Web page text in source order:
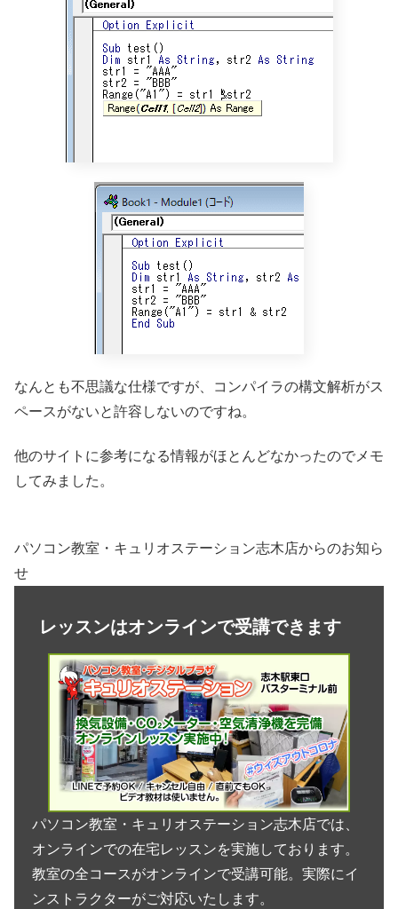
なんとも不思議な仕様ですが、コンパイラの構文解析がス
ペースがないと許容しないのですね。
他のサイトに参考になる情報がほとんどなかったのでメモ
してみました。
パソコン教室・キュリオステーション志木店からのお知ら
せ
レッスンはオンラインで受講できます
パソコン教室・キュリオステーション志木店では、
オンラインでの在宅レッスンを実施しております。
教室の全コースがオンラインで受講可能。実際にイ
ンストラクターがご対応いたします。